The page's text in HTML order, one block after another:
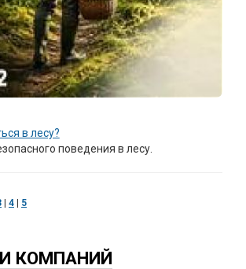
в лесу?
поведения в лесу.
4 5
КОМПАНИЙ